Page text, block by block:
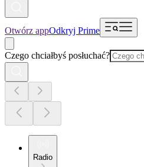
Otwórz appOdkryj Prime
Czego chciałbyś posłuchać?
Radio